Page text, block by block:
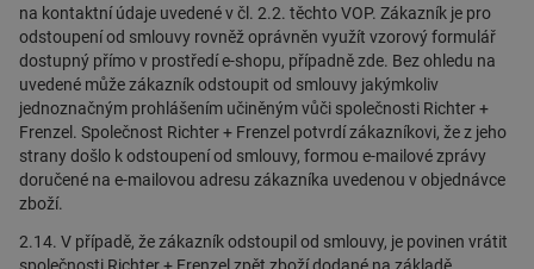
na kontaktní údaje uvedené v čl. 2.2. těchto VOP. Zákazník je pro
odstoupení od smlouvy rovněž oprávněn využít vzorový formulář
dostupný přímo v prostředí e-shopu, případnězde. Bez ohledu na
uvedené může zákazník odstoupit od smlouvy jakýmkoliv
jednoznačným prohlášením učiněným vůči společnosti Richter +
Frenzel. Společnost Richter + Frenzel potvrdí zákazníkovi, že z jeho
strany došlo k odstoupení od smlouvy, formou e-mailové zprávy
doručené na e-mailovou adresu zákazníka uvedenou v objednávce
zboží.
2.14. V případě, že zákazník odstoupil od smlouvy, je povinen vrátit